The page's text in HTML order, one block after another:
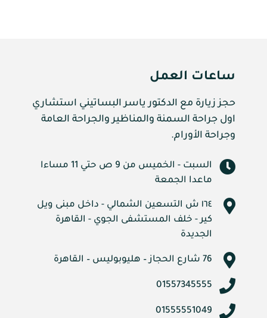
ساعات العمل
حجز زيارة مع الدكتور ياسر البساتيني استشاري
اول جراحة السمنة والمناظير والجراحة العامة
وجراحة الأورام.
السبت - الخميس من 9 ص حتي 11 مساءا
ماعدا الجمعة
١٦٤ ش التسعين الشمالي - داخل مبنى ويل
كير - خلف المستشفى الجوي - القاهرة
الجديدة
76 شارع الحجاز – هليوبوليس – القاهرة
01557345555
01555551049